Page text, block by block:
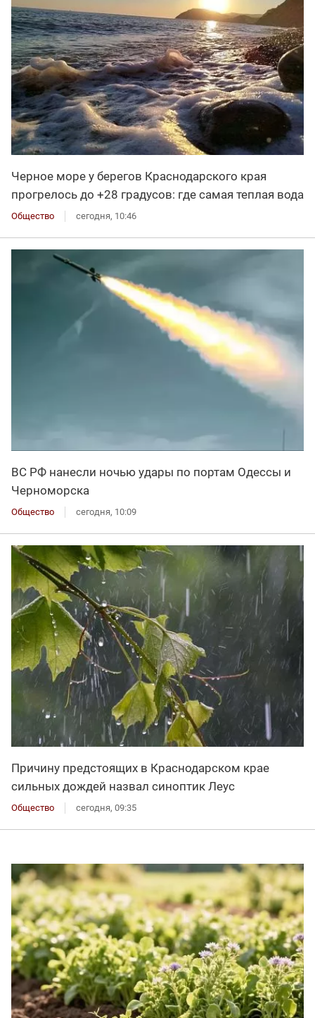
Черное море у берегов Краснодарского края
прогрелось до +28 градусов: где самая теплая вода
Общество сегодня, 10:46
ВС РФ нанесли ночью удары по портам Одессы и
Черноморска
Общество сегодня, 10:09
Причину предстоящих в Краснодарском крае
сильных дождей назвал синоптик Леус
Общество сегодня, 09:35